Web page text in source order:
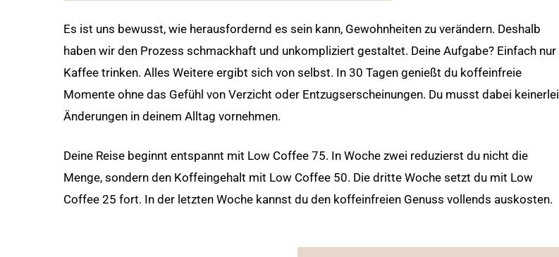
Es ist uns bewusst, wie herausfordernd es sein kann, Gewohnheiten zu verändern. Deshalb
haben wir den Prozess schmackhaft und unkompliziert gestaltet. Deine Aufgabe? Einfach nur
Kaffee trinken. Alles Weitere ergibt sich von selbst. In 30 Tagen genießt du koffeinfreie
Momente ohne das Gefühl von Verzicht oder Entzugserscheinungen. Du musst dabei keinerlei
Änderungen in deinem Alltag vornehmen.
Deine Reise beginnt entspannt mit Low Coffee 75. In Woche zwei reduzierst du nicht die
Menge, sondern den Koffeingehalt mit Low Coffee 50. Die dritte Woche setzt du mit Low
Coffee 25 fort. In der letzten Woche kannst du den koffeinfreien Genuss vollends auskosten.